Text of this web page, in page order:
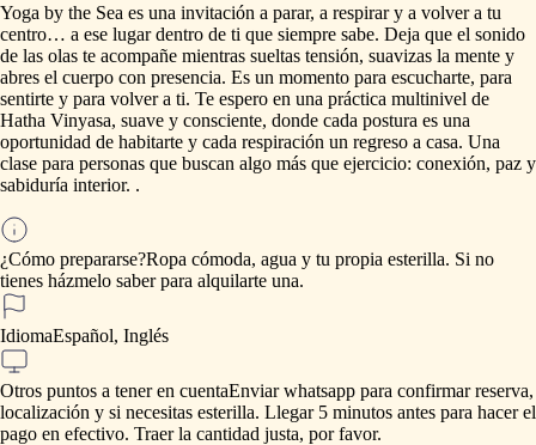
Yoga by the Sea es una invitación a parar, a respirar y a volver a tu
centro… a ese lugar dentro de ti que siempre sabe. Deja que el sonido
de las olas te acompañe mientras sueltas tensión, suavizas la mente y
abres el cuerpo con presencia. Es un momento para escucharte, para
sentirte y para volver a ti. Te espero en una práctica multinivel de
Hatha Vinyasa, suave y consciente, donde cada postura es una
oportunidad de habitarte y cada respiración un regreso a casa. Una
clase para personas que buscan algo más que ejercicio: conexión, paz y
sabiduría interior. .
¿Cómo prepararse?Ropa cómoda, agua y tu propia esterilla. Si no
tienes házmelo saber para alquilarte una.
IdiomaEspañol, Inglés
Otros puntos a tener en cuentaEnviar whatsapp para confirmar reserva,
localización y si necesitas esterilla. Llegar 5 minutos antes para hacer el
pago en efectivo. Traer la cantidad justa, por favor.